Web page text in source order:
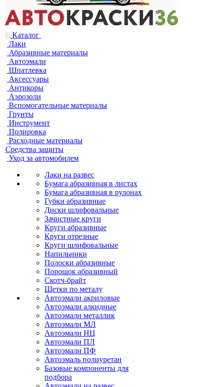
Каталог
Лаки
Абразивные материалы
Автоэмали
Шпатлевка
Аксессуары
Антикоры
Аэрозоли
Вспомогательные материалы
Грунты
Инструмент
Полировка
Расходные материалы
Средства защиты
Уход за автомобилем
Лаки на развес
Бумага абразивная в листах
Бумага абразивная в рулонах
Губки абразивные
Диски шлифовальные
Зачистные круги
Круги абразивные
Круги отрезные
Круги шлифовальные
Напильники
Полоски абразивные
Порошок абразивный
Скотч-брайт
Щетки по металу
Автоэмали акриловые
Автоэмали алкидные
Автоэмали металлик
Автоэмали МЛ
Автоэмали НЦ
Автоэмали ПЛ
Автоэмали ПФ
Автоэмаль полиуретан
Базовые компоненты для
подбора